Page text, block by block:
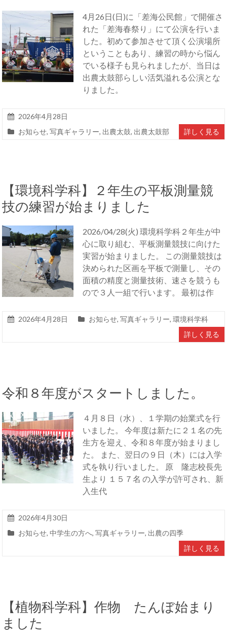
4月26日(日)に「差海公民館」で開催さ
れた「差海春祭り」にて公演を行いま
した。初めて参加させて頂く公演場所
ということもあり、練習の時から悩ん
でいる様子も見られましたが、当日は
出農太鼓部らしい活気溢れる公演とな
りました。
2026年4月28日
お知らせ,写真ギャラリー, 出農太鼓, 出農太鼓部 詳しく見る
【環境科学科】２年生の平板測量競
技の練習が始まりました
2026/04/28(火) 環境科学科２年生が中
心に取り組む、平板測量競技に向けた
実習が始まりました。 この測量競技は
決められた区画を平板で測量し、その
面積の精度と測量技術、速さを競うも
ので３人一組で行います。 最初は作
2026年4月28日 お知らせ,写真ギャラリー,環境科学科
詳しく見る
令和８年度がスタートしました。
４月８日（水）、１学期の始業式を行
いました。 今年度は新たに２１名の先
生方を迎え、令和８年度が始まりまし
た。 また、翌日の９日（木）には入学
式を執り行いました。 原 隆志校長先
生より １５７名 の入学が許可され、新
入生代
2026年4月30日
お知らせ,中学生の方へ,写真ギャラリー, 出農の四季
詳しく見る
【植物科学科】作物 たんぼ始まり
ました